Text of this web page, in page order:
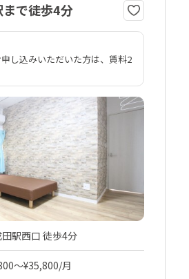
まで徒歩4分
し込みいただいた方は、賃料2
駅西口 徒歩4分
～¥35,800/月